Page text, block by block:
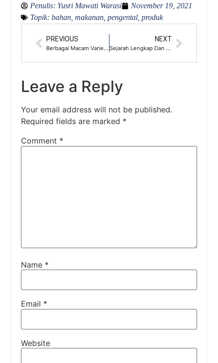
Penulis: Yusri Mawati Warasi
November 19, 2021
Topik: bahan,makanan,pengental,produk
PREVIOUS
Berbagai Macam Varietas Lada Dari Penjuru Dunia
NEXT
Sejarah Lengkap Dan Fakta Menarik Dari Es Krim Cone
Leave a Reply
Your email address will not be published.
Required fields are marked *
Comment *
Name *
Email *
Website